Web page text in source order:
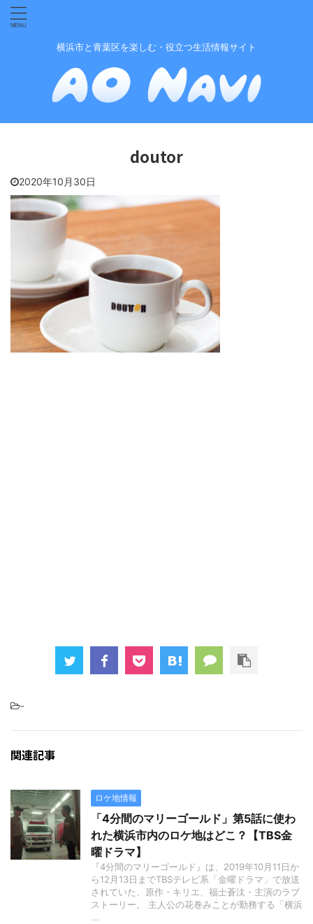
横浜市と青葉区を楽しむ・役立つ生活情報サイト
doutor
2020年10月30日
-
関連記事
ロケ地情報
「4分間のマリーゴールド」第5話に使わ
れた横浜市内のロケ地はどこ？【TBS金
曜ドラマ】
『4分間のマリーゴールド』は、2019年10月11日か
ら12月13日までTBSテレビ系「金曜ドラマ」で放送
されていた、原作・キリエ、福士蒼汰・主演のラブ
ストーリー。 主人公の花巻みことが勤務する「横浜
...